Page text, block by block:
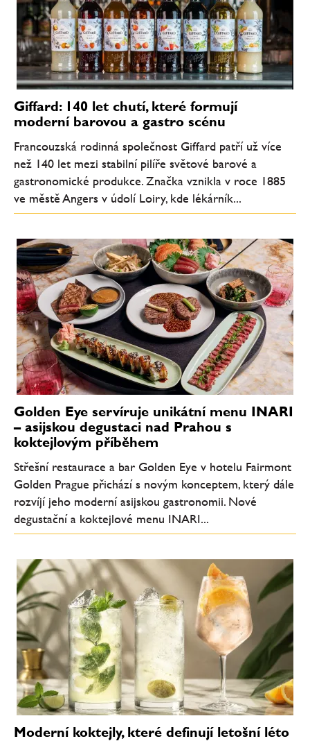
Giffard: 140 let chutí, které formují
moderní barovou a gastro scénu
Francouzská rodinná společnost Giffard patří už více
než 140 let mezi stabilní pilíře světové barové a
gastronomické produkce. Značka vznikla v roce 1885
ve městě Angers v údolí Loiry, kde lékárník...
Golden Eye servíruje unikátní menu INARI
– asijskou degustaci nad Prahou s
koktejlovým příběhem
Střešní restaurace a bar Golden Eye v hotelu Fairmont
Golden Prague přichází s novým konceptem, který dále
rozvíjí jeho moderní asijskou gastronomii. Nové
degustační a koktejlové menu INARI...
Moderní koktejly, které definují letošní léto